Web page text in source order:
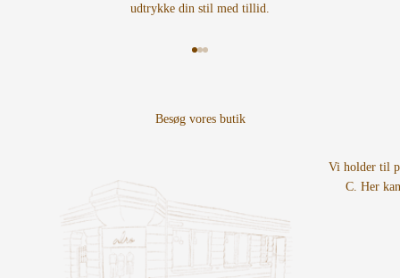
udtrykke din stil med tillid.
Vi holder til
C. Her